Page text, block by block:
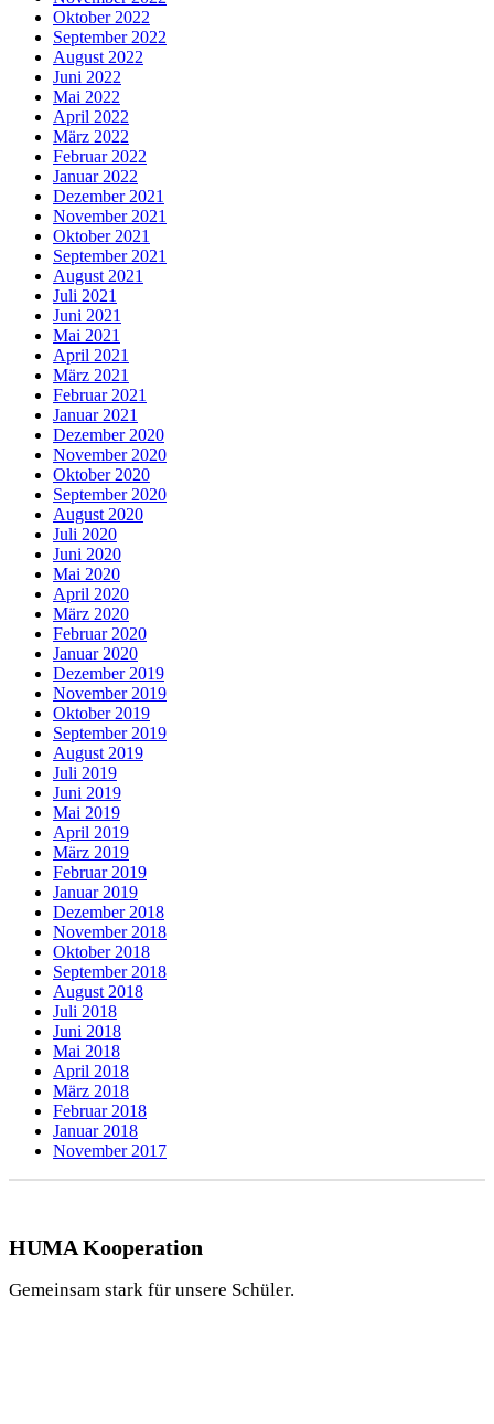
Oktober 2022
September 2022
August 2022
Juni 2022
Mai 2022
April 2022
März 2022
Februar 2022
Januar 2022
Dezember 2021
November 2021
Oktober 2021
September 2021
August 2021
Juli 2021
Juni 2021
Mai 2021
April 2021
März 2021
Februar 2021
Januar 2021
Dezember 2020
November 2020
Oktober 2020
September 2020
August 2020
Juli 2020
Juni 2020
Mai 2020
April 2020
März 2020
Februar 2020
Januar 2020
Dezember 2019
November 2019
Oktober 2019
September 2019
August 2019
Juli 2019
Juni 2019
Mai 2019
April 2019
März 2019
Februar 2019
Januar 2019
Dezember 2018
November 2018
Oktober 2018
September 2018
August 2018
Juli 2018
Juni 2018
Mai 2018
April 2018
März 2018
Februar 2018
Januar 2018
November 2017
HUMA Kooperation
Gemeinsam stark für unsere Schüler.